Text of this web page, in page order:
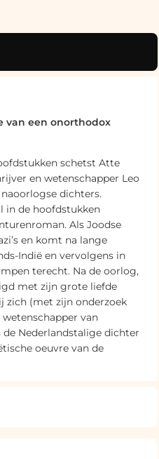
van een onorthodox
schetst Atte
en wetenschapper Leo
dichters.
in de hoofdstukken
Als Joodse
en komt na lange
Indië en vervolgens in
terecht. Na de oorlog,
met zijn grote liefde
zich (met zijn onderzoek
van
Nederlandstalige dichter
oeuvre van de